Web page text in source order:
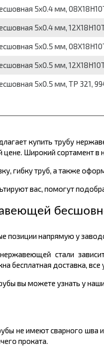
5x0.4 мм,
5x0.4 мм,
5x0.5 мм,
5x0.5 мм, 12Х18Н10Т,
5x0.5 мм, TP 321,
купить трубу
Широкий сортамент
гибку труб, а также
вас, помогут
позиции напрямую у
стали
бесплатная доставка,
вы можете узнать у
не имеют сварного шва
проката.